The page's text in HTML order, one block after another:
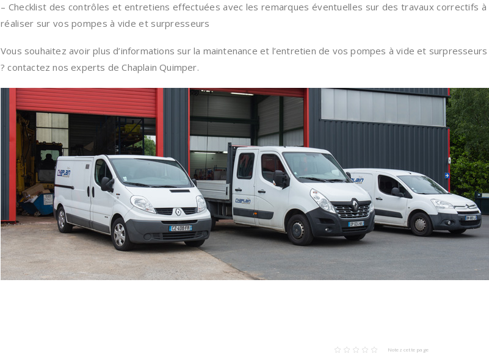
– Checklist des contrôles et entretiens effectuées avec les remarques éventuelles sur des travaux correctifs à
réaliser sur vos pompes à vide et surpresseurs
Vous souhaitez avoir plus d’informations sur la maintenance et l’entretien de vos pompes à vide et surpresseurs
? contactez nos experts de Chaplain Quimper.
Notez cette page